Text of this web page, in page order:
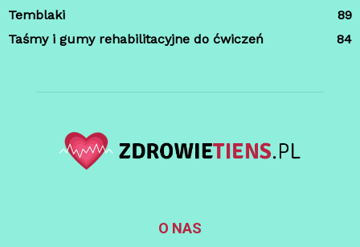
Temblaki
89
Taśmy i gumy rehabilitacyjne do ćwiczeń
84
O NAS